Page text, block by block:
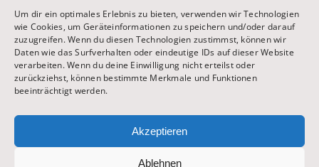
Um dir ein optimales Erlebnis zu bieten, verwenden wir Technologien
wie Cookies, um Geräteinformationen zu speichern und/oder darauf
zuzugreifen. Wenn du diesen Technologien zustimmst, können wir
Daten wie das Surfverhalten oder eindeutige IDs auf dieser Website
verarbeiten. Wenn du deine Einwilligung nicht erteilst oder
zurückziehst, können bestimmte Merkmale und Funktionen
beeinträchtigt werden.
Akzeptieren
Ablehnen
Entertainment
Oktoberfest & Volksfeste
Zur Hauptseite